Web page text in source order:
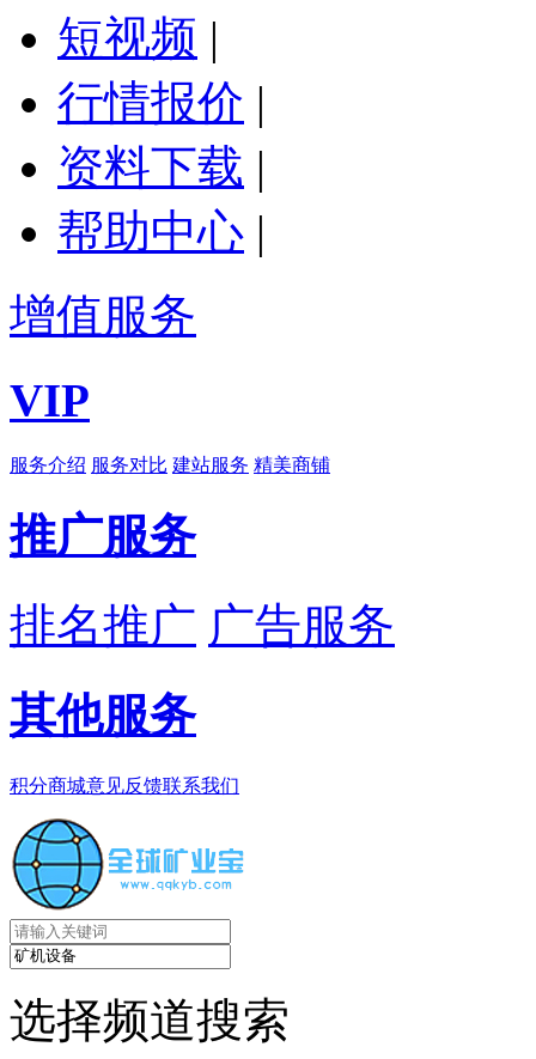
短视频 |
行情报价 |
资料下载 |
帮助中心 |
增值服务
VIP
服务介绍 服务对比 建站服务 精美商铺
推广服务
排名推广 广告服务
其他服务
积分商城意见反馈联系我们
选择频道搜索